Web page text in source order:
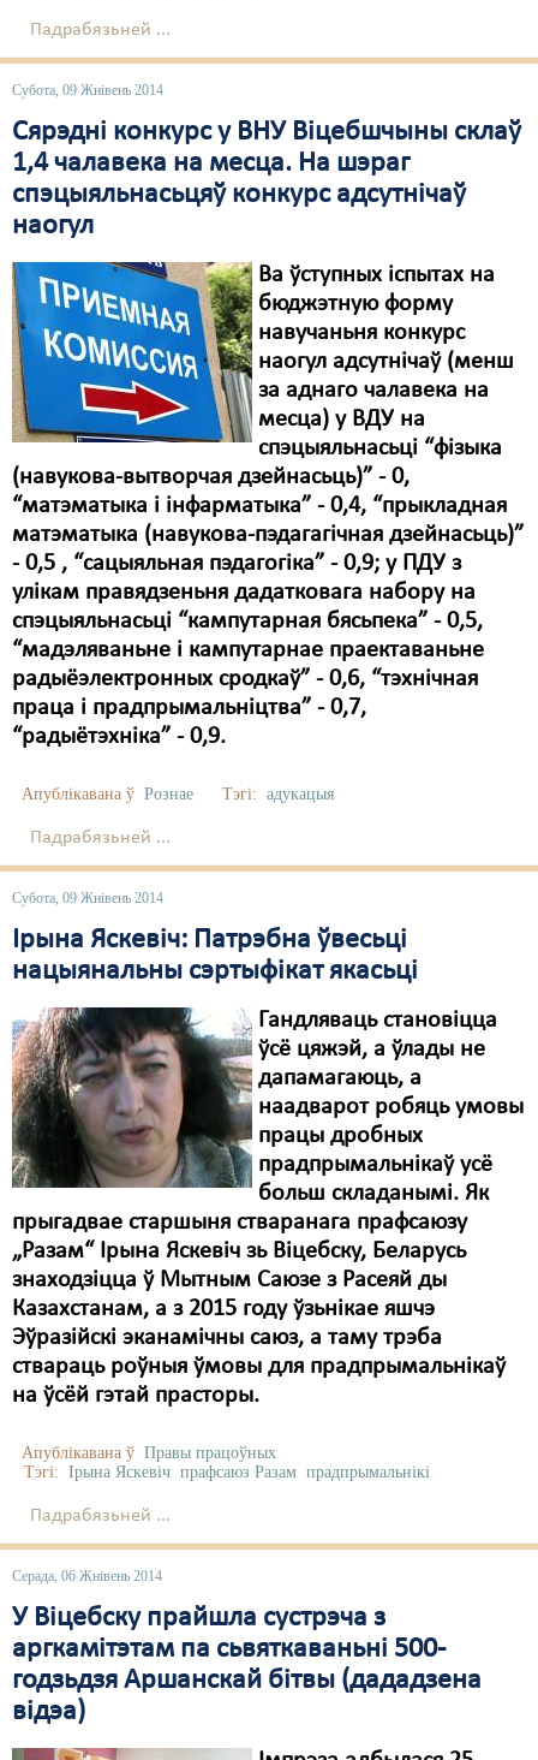
Падрабязьней ...
Субота, 09 Жнівень 2014
Сярэдні конкурс у ВНУ Віцебшчыны склаў
1,4 чалавека на месца. На шэраг
спэцыяльнасьцяў конкурс адсутнічаў
наогул
Ва ўступных іспытах на
бюджэтную форму
навучаньня конкурс
наогул адсутнічаў (менш
за аднаго чалавека на
месца) у ВДУ на
спэцыяльнасьці “фізыка
(навукова-вытворчая дзейнасьць)” - 0,
“матэматыка і інфарматыка” - 0,4, “прыкладная
матэматыка (навукова-пэдагагічная дзейнасьць)”
- 0,5 , “сацыяльная пэдагогіка” - 0,9; у ПДУ з
улікам правядзеньня дадатковага набору на
спэцыяльнасьці “кампутарная бясьпека” - 0,5,
“мадэляваньне і кампутарнае праектаваньне
радыёэлектронных сродкаў” - 0,6, “тэхнічная
праца і прадпрымальніцтва” - 0,7,
“радыётэхніка” - 0,9.
Апублікавана ў Рознае Тэгі: адукацыя
Падрабязьней ...
Субота, 09 Жнівень 2014
Ірына Яскевіч: Патрэбна ўвесьці
нацыянальны сэртыфікат якасьці
Гандляваць становіцца
ўсё цяжэй, а ўлады не
дапамагаюць, а
наадварот робяць умовы
працы дробных
прадпрымальнікаў усё
больш складанымі. Як
прыгадвае старшыня стваранага прафсаюзу
„Разам“ Ірына Яскевіч зь Віцебску, Беларусь
знаходзіцца ў Мытным Саюзе з Расеяй ды
Казахстанам, а з 2015 году ўзьнікае яшчэ
Эўразійскі эканамічны саюз, а таму трэба
ствараць роўныя ўмовы для прадпрымальнікаў
на ўсёй гэтай прасторы.
Апублікавана ў Правы працоўных
Тэгі: Ірына Яскевіч прафсаюз Разам прадпрымальнікі
Падрабязьней ...
Серада, 06 Жнівень 2014
У Віцебску прайшла сустрэча з
аргкамітэтам па сьвяткаваньні 500-
годзьдзя Аршанскай бітвы (дададзена
відэа)